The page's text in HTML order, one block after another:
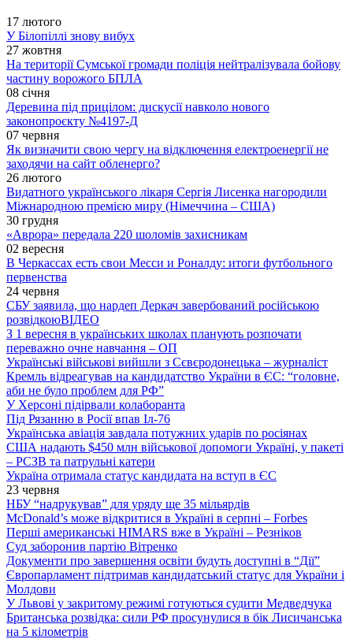
17 лютого
У Білопіллі знову вибух
27 жовтня
На території Сумської громади поліція нейтралізувала бойову
частину ворожого БПЛА
08 січня
Деревина під прицілом: дискусії навколо нового
законопроєкту №4197-Д
07 червня
Як визначити свою чергу на відключення електроенергії не
заходячи на сайт обленерго?
26 лютого
Видатного українського лікаря Сергія Лисенка нагородили
Міжнародною премією миру (Німеччина – США)
30 грудня
«Аврора» передала 220 шоломів захисникам
02 вересня
В Черкассах есть свои Месси и Роналду: итоги футбольного
первенства
24 червня
СБУ заявила, що нардеп Деркач завербований російською
розвідкоюВІДЕО
З 1 вересня в українських школах планують розпочати
переважно очне навчання – ОП
Українські військові вийшли з Сєвєродонецька – журналіст
Кремль відреагував на кандидатство України в ЄС: “головне,
аби не було проблем для РФ”
У Херсоні підірвали колаборанта
Під Рязанню в Росії впав Іл-76
Українська авіація завдала потужних ударів по росіянах
США надають $450 млн військової допомоги Україні, у пакеті
– РСЗВ та патрульні катери
Україна отримала статус кандидата на вступ в ЄС
23 червня
НБУ “надрукував” для уряду ще 35 мільярдів
McDonald’s може відкритися в Україні в серпні – Forbes
Перші американські HIMARS вже в Україні – Резніков
Суд заборонив партію Вітренко
Документи про завершення освіти будуть доступні в “Дії”
Європарламент підтримав кандидатський статус для України і
Молдови
У Львові у закритому режимі готуються судити Медведчука
Британська розвідка: сили РФ просунулися в бік Лисичанська
на 5 кілометрів